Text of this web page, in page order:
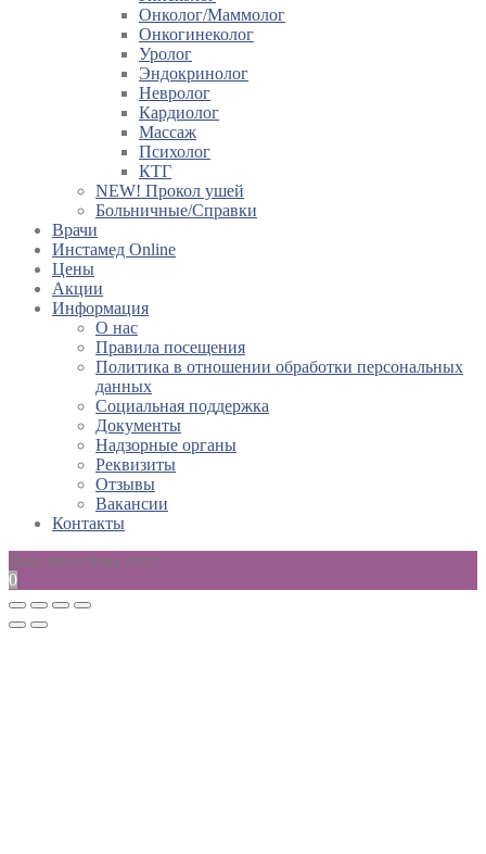
Онколог/Маммолог
Онкогинеколог
Уролог
Эндокринолог
Невролог
Кардиолог
Массаж
Психолог
КТГ
NEW! Прокол ушей
Больничные/Справки
Врачи
Инстамед Online
Цены
Акции
Информация
О нас
Правила посещения
Политика в отношении обработки персональных
данных
Социальная поддержка
Документы
Надзорные органы
Реквизиты
Отзывы
Вакансии
Контакты
Ваш заказ пока пуст
0